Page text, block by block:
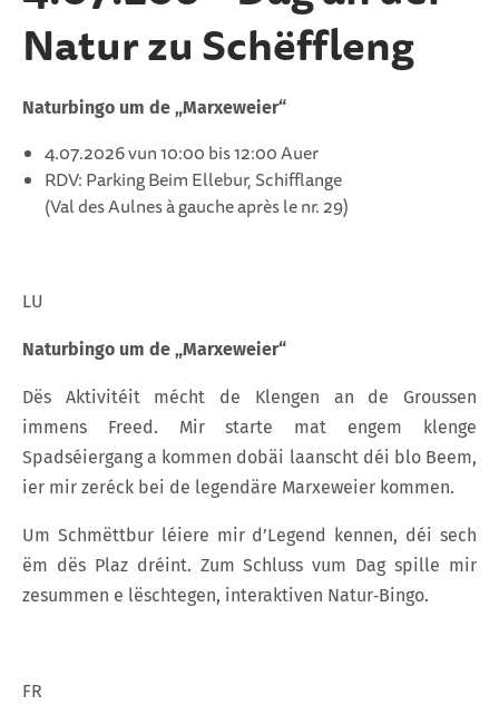
Natur zu Schëffleng
Naturbingo um de „Marxeweier“
4.07.2026 vun 10:00 bis 12:00 Auer
RDV: Parking Beim Ellebur, Schifflange
(Val des Aulnes à gauche après le nr. 29)
LU
Naturbingo um de „Marxeweier“
Dës Aktivitéit mécht de Klengen an de Groussen
immens Freed. Mir starte mat engem klenge
Spadséiergang a kommen dobäi laanscht déi blo Beem,
ier mir zeréck bei de legendäre Marxeweier kommen.
Um Schmëttbur léiere mir d’Legend kennen, déi sech
ëm dës Plaz dréint. Zum Schluss vum Dag spille mir
zesummen e lëschtegen, interaktiven Natur‑Bingo.
FR